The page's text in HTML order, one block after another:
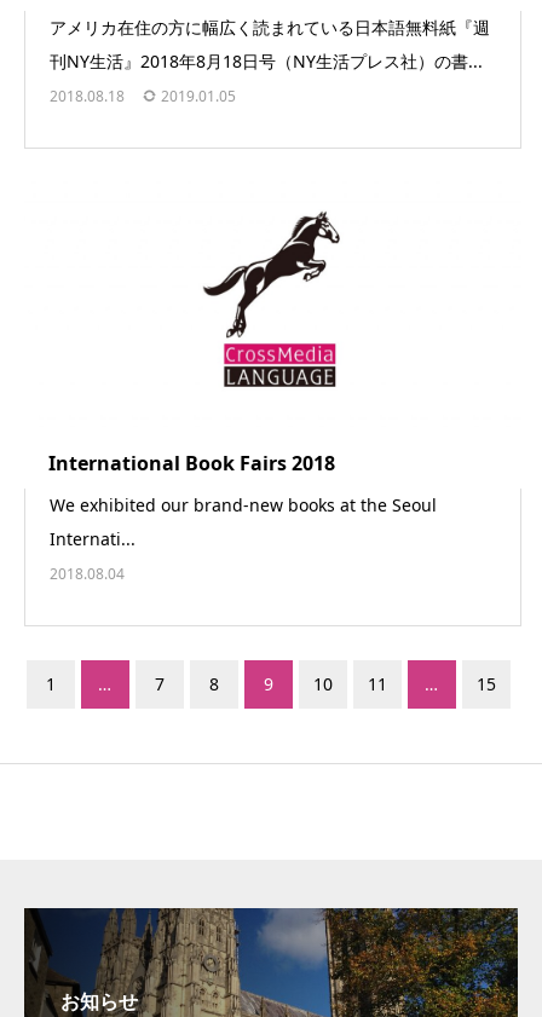
アメリカ在住の方に幅広く読まれている日本語無料紙『週
刊NY生活』2018年8月18日号（NY生活プレス社）の書...
2018.08.18 2019.01.05
International Book Fairs 2018
We exhibited our brand-new books at the Seoul
Internati...
2018.08.04
1 … 7 8 9 10 11 … 15
お知らせ